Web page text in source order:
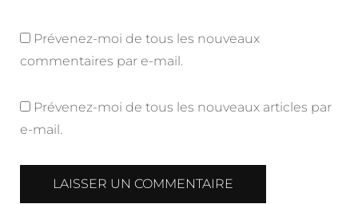
Prévenez-moi de tous les nouveaux
commentaires par e-mail.
Prévenez-moi de tous les nouveaux articles par
e-mail.